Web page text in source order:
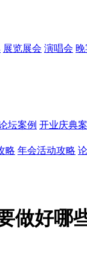
展览展会 演唱会 晚
坛案例 开业庆典
略 年会活动攻略
做好哪